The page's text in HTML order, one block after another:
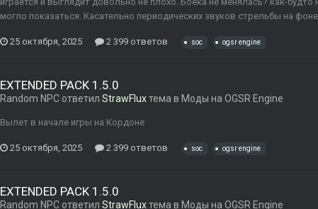
могло показаться. Касательно периодических звуков стрельбы на
25 октября, 2025 2 399 ответов soc ogsr engine
EXTENDED PACK 1.5.0
Random NPC ответил StrawFluxтема в Моды на OGSR Engine
Вылет в начале игры на Кордоне
25 октября, 2025 2 399 ответов soc ogsr engine
EXTENDED PACK 1.5.0
Random NPC ответил StrawFluxтема в Моды на OGSR Engine